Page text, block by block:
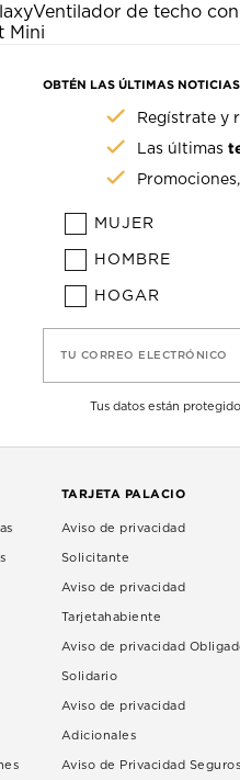
Ventilador de techo
Mini
OBTÉN LAS ÚLTIMAS
Regístrate y
Las últimas
Promociones,
MUJER
HOMBRE
HOGAR
TU CORREO ELECTRÓNICO
Tus datos están
TARJETA PALACIO
Aviso de privacidad
Solicitante
Aviso de privacidad
Tarjetahabiente
Aviso de privacidad
Solidario
Aviso de privacidad
Adicionales
Aviso de Privacidad Seguros